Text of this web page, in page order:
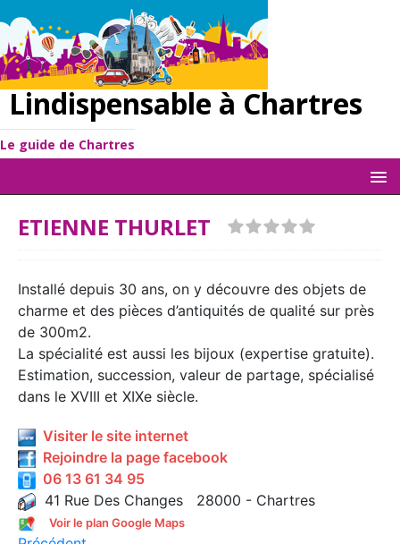
Lindispensable à Chartres
Le guide de Chartres
ETIENNE THURLET
Installé depuis 30 ans, on y découvre des objets de
charme et des pièces d’antiquités de qualité sur près
de 300m2.
La spécialité est aussi les bijoux (expertise gratuite).
Estimation, succession, valeur de partage, spécialisé
dans le XVIII et XIXe siècle.
Visiter le site internet
Rejoindre la page facebook
06 13 61 34 95
41 Rue Des Changes 28000 - Chartres
Voir le plan Google Maps